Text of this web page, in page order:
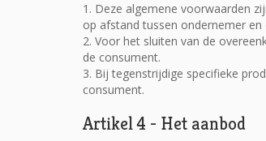
1. Deze algemene voorwaarden
op afstand tussen ondernemer en
2. Voor het sluiten van de
de consument.
3. Bij tegenstrijdige specifieke
consument.
Artikel 4 - Het aanbod